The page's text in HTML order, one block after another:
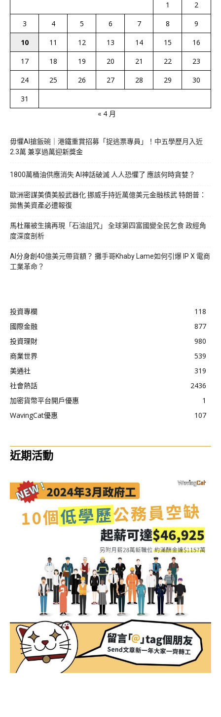
1
2
3
4 5 6 7 8
9
10
11 12 13 14 15
16
17
18 19 20 21 22
23
24
25 26 27 28 29
30
31
« 4 月
毋懼AI搶飯碗｜港鐵重賞招募「捉逃票專員」！中五學歷月入近
2.3萬 兼享過萬迎新獎金
1800萬桶油供應消失 AI神話破滅 人人恐懼了 應該何時貪婪？
歐洲密謀美債美股武器化 挪威手持近萬億美元金融核武 特朗普：
拋售美資產必遭報復
馬杜羅被生擒再現「石油詛咒」 全球第四富國變全民乞食 政經角
度深度剖析
AI分身創40億美元帶貨額？ 攤手哥Khaby Lame如何引爆 IP X 電商
工業革命？
投資專欄
118
國際金融
877
投資理財
980
商業世界
539
美通社
319
社會熱話
2436
加密貨幣平台開戶優惠
1
WavingCat優惠
107
近期活動